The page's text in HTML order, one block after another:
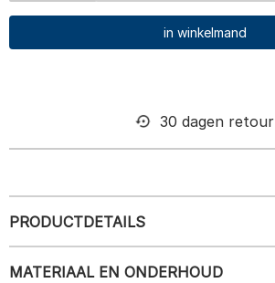
in winkelmand
30 dagen retour
PRODUCTDETAILS
MATERIAAL EN ONDERHOUD